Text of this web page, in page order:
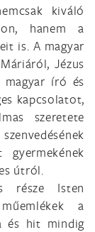
kiváló
hanem a
is. A magyar
Jézus
magyar író és
kapcsolatot,
szeretete
útról.
része Isten
a
és hit mindig